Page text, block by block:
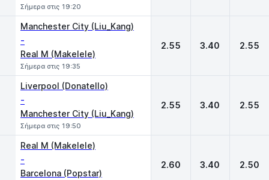
Σήμερα στις 19:20
Manchester City (Liu_Kang)
-
Real M (Makelele)
Σήμερα στις 19:35
2.55 3.40 2.55
Liverpool (Donatello)
-
Manchester City (Liu_Kang)
Σήμερα στις 19:50
2.55 3.40 2.55
Real M (Makelele)
-
Barcelona (Popstar)
2.60 3.40 2.50